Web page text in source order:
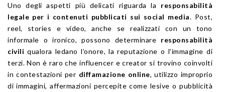
Uno degli aspetti più delicati riguarda la responsabilità
legale per i contenuti pubblicati sui social media. Post,
reel, stories e video, anche se realizzati con un tono
informale o ironico, possono determinare responsabilità
civili qualora ledano l’onore, la reputazione o l’immagine di
terzi. Non è raro che influencer e creator si trovino coinvolti
in contestazioni per diffamazione online, utilizzo improprio
di immagini, affermazioni percepite come lesive o pubblicità